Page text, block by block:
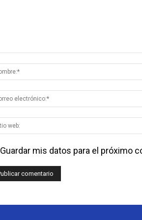
Guardar mis datos para el próximo